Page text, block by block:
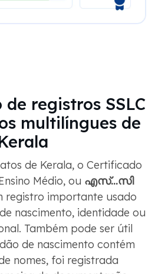
registros SSLC
multilíngues de
de Kerala, o Certificado
Médio, ou എസ്...സി
registro importante usado
nascimento, identidade ou
Também pode ser útil
de nascimento contém
nomes, foi registrada